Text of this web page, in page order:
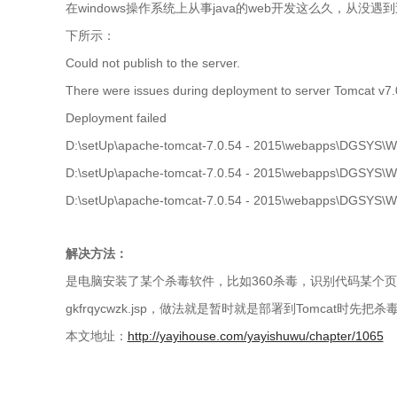
在windows操作系统上从事java的web开发这么久，从没遇
下所示：
Could not publish to the server.
There were issues during deployment to server Tomcat
Deployment failed
D:\setUp\apache-tomcat-7.0.54 -
D:\setUp\apache-tomcat-7.0.54 -
D:\setUp\apache-tomcat-7.0.54 -
解决方法：
是电脑安装了某个杀毒软件，比如360杀毒，识别代码某个
gkfrqycwzk.jsp，做法就是暂时就是部署到Tomcat时先把杀
本文地址： http://yayihouse.com/yayishuwu/chapter/1065